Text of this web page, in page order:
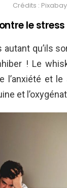
Crédits : Pixabay
le stress
autant qu’ils
! Le
l’anxiété et
et